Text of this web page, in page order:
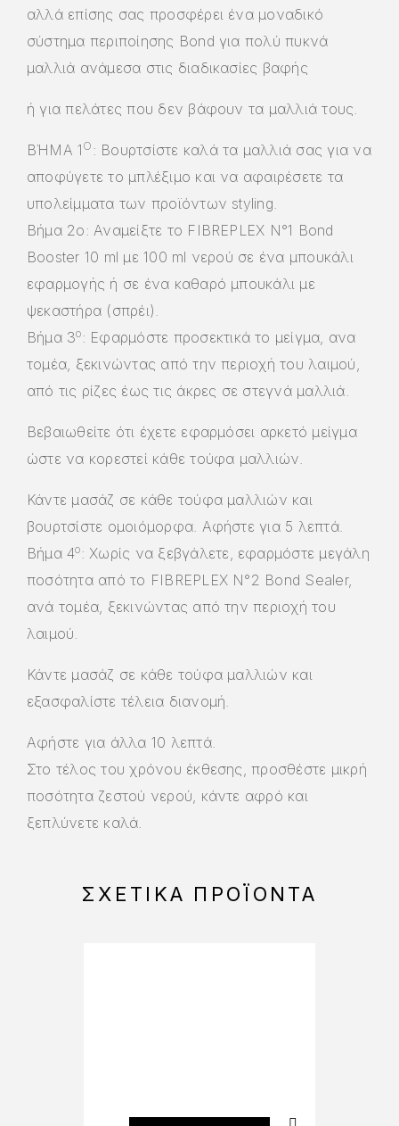
αλλά επίσης σας προσφέρει ένα μοναδικό
σύστημα περιποίησης Bond για πολύ πυκνά
μαλλιά ανάμεσα στις διαδικασίες βαφής
ή για πελάτες που δεν βάφουν τα μαλλιά τους.
ΒΉΜΑ 1 Ο : Βουρτσίστε καλά τα μαλλιά σας για να
αποφύγετε το μπλέξιμο και να αφαιρέσετε τα
υπολείμματα των προϊόντων styling.
Βήμα 2ο: Αναμείξτε το FIBREPLEX N°1 Bond
Booster 10 ml με 100 ml νερού σε ένα μπουκάλι
εφαρμογής ή σε ένα καθαρό μπουκάλι με
ψεκαστήρα (σπρέι).
Βήμα 3ο: Εφαρμόστε προσεκτικά το μείγμα, ανα
τομέα, ξεκινώντας από την περιοχή του λαιμού,
από τις ρίζες έως τις άκρες σε στεγνά μαλλιά.
Βεβαιωθείτε ότι έχετε εφαρμόσει αρκετό μείγμα
ώστε να κορεστεί κάθε τούφα μαλλιών.
Κάντε μασάζ σε κάθε τούφα μαλλιών και
βουρτσίστε ομοιόμορφα. Αφήστε για 5 λεπτά.
Βήμα 4ο: Χωρίς να ξεβγάλετε, εφαρμόστε μεγάλη
ποσότητα από το FIBREPLEX N°2 Bond Sealer,
ανά τομέα, ξεκινώντας από την περιοχή του
λαιμού.
Κάντε μασάζ σε κάθε τούφα μαλλιών και
εξασφαλίστε τέλεια διανομή.
Αφήστε για άλλα 10 λεπτά.
Στο τέλος του χρόνου έκθεσης, προσθέστε μικρή
ποσότητα ζεστού νερού, κάντε αφρό και
ξεπλύνετε καλά.
ΣΧΕΤΙΚΆ ΠΡΟΪΌΝΤΑ